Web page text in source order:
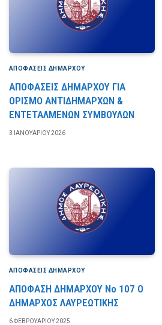
ΑΠΟΦΆΣΕΙΣ ΔΗΜΆΡΧΟΥ
ΑΠΟΦΑΣΕΙΣ ΔΗΜΑΡΧΟΥ ΓΙΑ
ΟΡΙΣΜΟ ΑΝΤΙΔΗΜΑΡΧΩΝ &
ΕΝΤΕΤΑΛΜΕΝΩΝ ΣΥΜΒΟΥΛΩΝ
3 ΙΑΝΟΥΑΡΊΟΥ 2026
ΑΠΟΦΆΣΕΙΣ ΔΗΜΆΡΧΟΥ
ΑΠΟΦΑΣΗ ΔΗΜΑΡΧΟΥ Νο 107 Ο
ΔΗΜΑΡΧΟΣ ΛΑΥΡΕΩΤΙΚΗΣ
6 ΦΕΒΡΟΥΑΡΊΟΥ 2025